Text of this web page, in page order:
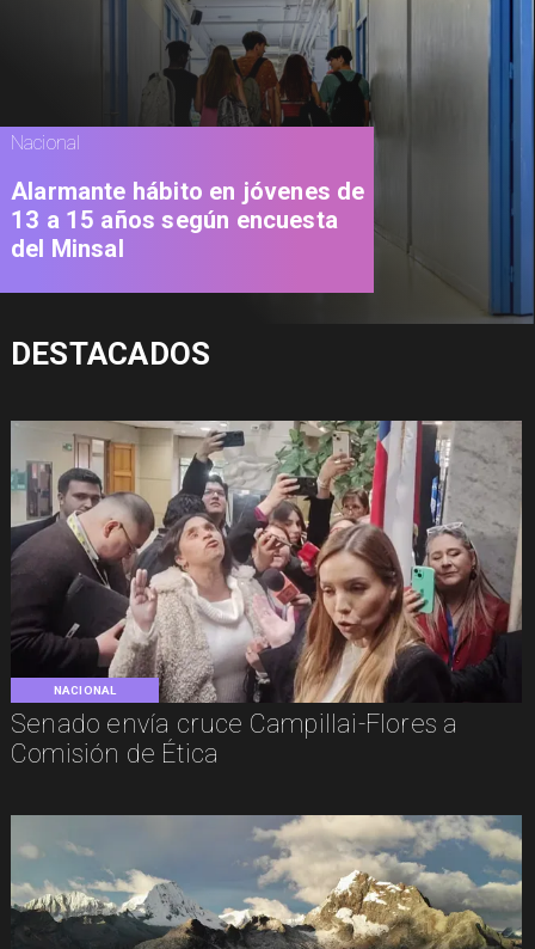
NACIONAL
Senado envía cruce Campillai-Flores a
Comisión de Ética
Nacional
Alarmante hábito en jóvenes de
13 a 15 años según encuesta
del Minsal
DESTACADOS